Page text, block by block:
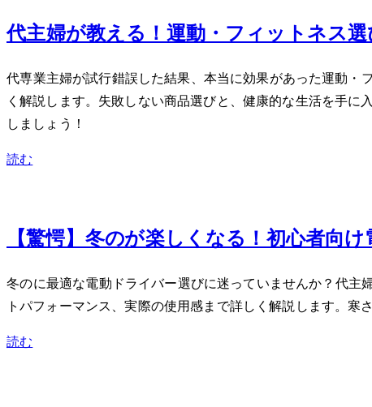
40代主婦が教える！運動・フィットネス
40代専業主婦が試行錯誤した結果、本当に効果があった運動
く解説します。失敗しない商品選びと、健康的な生活を手
しましょう！
読む
【驚愕】冬のDIYが楽しくなる！初心者
冬のDIYに最適な電動ドライバー選びに迷っていませんか？40
トパフォーマンス、実際の使用感まで詳しく解説します。寒さ
読む